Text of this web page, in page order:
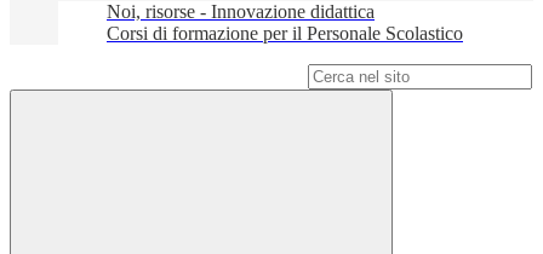
Noi, risorse - Innovazione didattica
Corsi di formazione per il Personale Scolastico